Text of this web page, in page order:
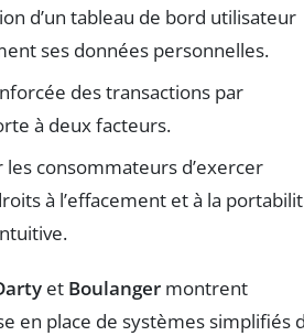
d’un tableau de bord utilisateur
ses données personnelles.
des transactions par
à deux facteurs.
les consommateurs d’exercer
à l’effacement et à la
et Boulanger montrent
en place de systèmes simplifiés